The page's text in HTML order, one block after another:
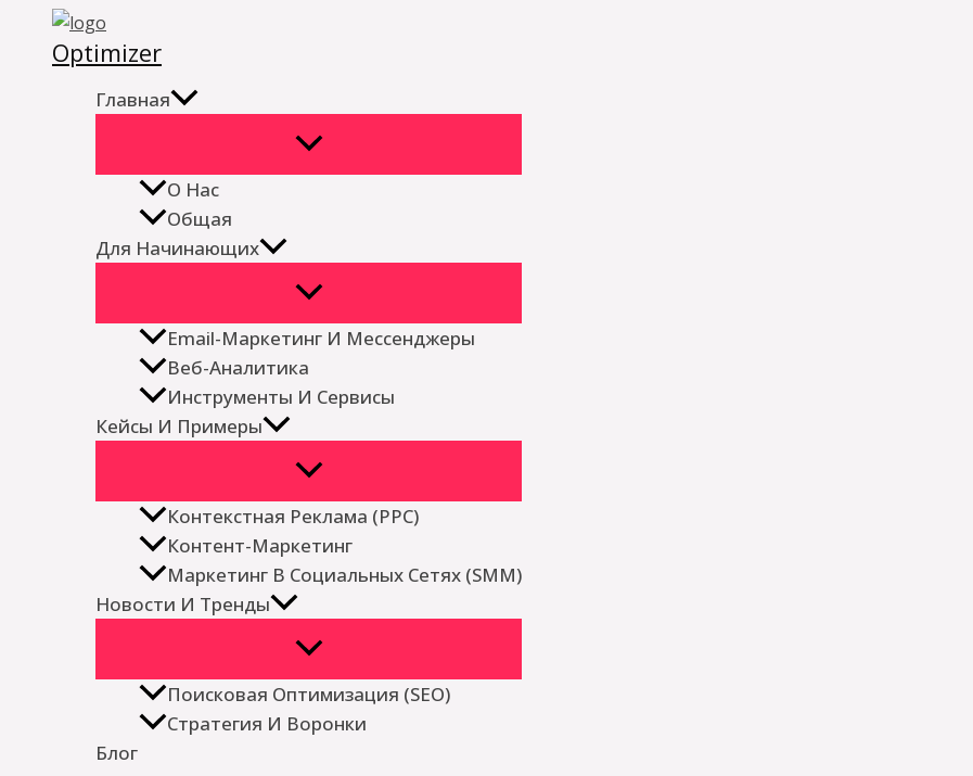
Перейти
Optimizer
Главная
О Нас
Общая
Для Начинающих
Email-Маркетинг И Мессенджеры
Веб-Аналитика
Инструменты И Сервисы
Кейсы И Примеры
Контекстная Реклама (PPC)
Контент-Маркетинг
Маркетинг В Социальных Сетях (SMM)
Новости И Тренды
Поисковая Оптимизация (SEO)
Стратегия И Воронки
Блог